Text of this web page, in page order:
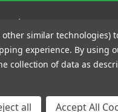
Sitemap
other similar technologies)
experience. By using
collection of data as
all Accept All